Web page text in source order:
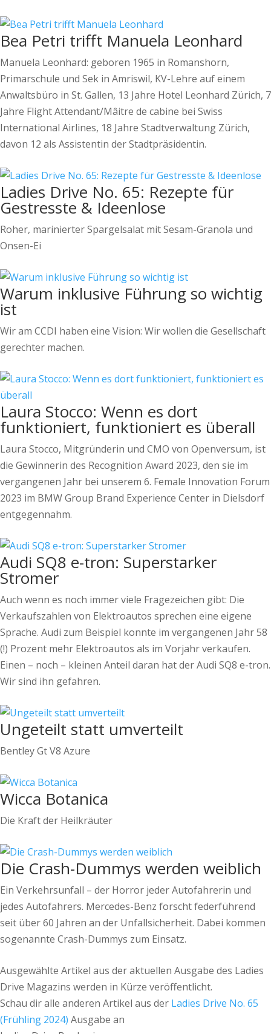
Bea Petri trifft Manuela Leonhard
Manuela Leonhard: geboren 1965 in Romanshorn,
Primarschule und Sek in Amriswil, KV-Lehre auf einem
Anwaltsbüro in St. Gallen, 13 Jahre Hotel Leonhard Zürich, 7
Jahre Flight Attendant/Mâitre de cabine bei Swiss
International Airlines, 18 Jahre Stadtverwaltung Zürich,
davon 12 als Assistentin der Stadtpräsidentin.
Ladies Drive No. 65: Rezepte für
Gestresste & Ideenlose
Roher, marinierter Spargelsalat mit Sesam-Granola und
Onsen-Ei
Warum inklusive Führung so wichtig
ist
Wir am CCDI haben eine Vision: Wir wollen die Gesellschaft
gerechter machen.
Laura Stocco: Wenn es dort
funktioniert, funktioniert es überall
Laura Stocco, Mitgründerin und CMO von Openversum, ist
die Gewinnerin des Recognition Award 2023, den sie im
vergangenen Jahr bei unserem 6. Female Innovation Forum
2023 im BMW Group Brand Experience Center in Dielsdorf
entgegennahm.
Audi SQ8 e-tron: Superstarker
Stromer
Auch wenn es noch immer viele Fragezeichen gibt: Die
Verkaufszahlen von Elektroautos sprechen eine eigene
Sprache. Audi zum Beispiel konnte im vergangenen Jahr 58
(!) Prozent mehr Elektroautos als im Vorjahr verkaufen.
Einen – noch – kleinen Anteil daran hat der Audi SQ8 e-tron.
Wir sind ihn gefahren.
Ungeteilt statt umverteilt
Bentley Gt V8 Azure
Wicca Botanica
Die Kraft der Heilkräuter
Die Crash-Dummys werden weiblich
Ein Verkehrsunfall – der Horror jeder Autofahrerin und
jedes Autofahrers. Mercedes-Benz forscht federführend
seit über 60 Jahren an der Unfallsicherheit. Dabei kommen
sogenannte Crash-Dummys zum Einsatz.
Ausgewählte Artikel aus der aktuellen Ausgabe des Ladies
Drive Magazins werden in Kürze veröffentlicht.
Schau dir alle anderen Artikel aus der Ladies Drive No. 65
(Frühling 2024) Ausgabe an